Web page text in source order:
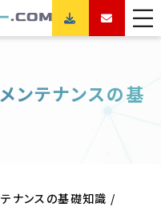
ンテナンスの基
ナンスの基礎知識